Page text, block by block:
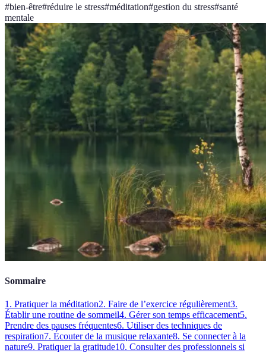
#bien-être#réduire le stress#méditation#gestion du stress#santé
mentale
Sommaire
1. Pratiquer la méditation2. Faire de l’exercice régulièrement3.
Établir une routine de sommeil4. Gérer son temps efficacement5.
Prendre des pauses fréquentes6. Utiliser des techniques de
respiration7. Écouter de la musique relaxante8. Se connecter à la
nature9. Pratiquer la gratitude10. Consulter des professionnels si